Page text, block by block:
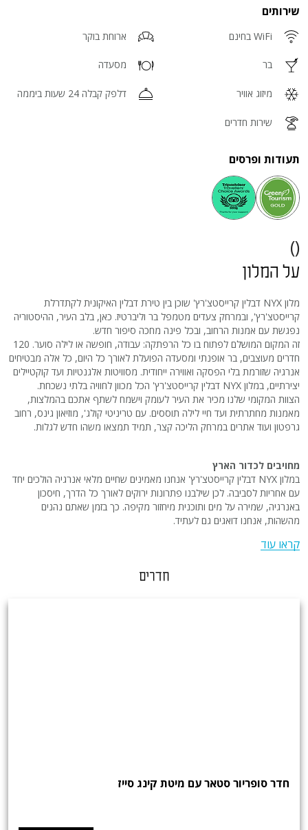
שירותים
WiFi בחינם ארוחת בוקר
בר מסעדה
מיזוג אוויר דלפק קבלה 24 שעות ביממה
שירות חדרים
תעודות ופרסים
()
על המלון
מלון NYX דבלין קרייסטצ'רץ' שוכן בין טירת דבלין האיקונית לקתדרלת
קרייסטצ'רץ', ובמרחק צעדים מטמפל בר וליברטיז. כאן, בלב העיר, ההיסטוריה
נפגשת עם אמנות הרחוב, ובכל פינה מחכה סיפור חדש.
זה המקום המושלם לפתוח בו כל הרפתקה: עבודה, חופשה או לילה סוער. 120
חדרים מעוצבים, בר אופנתי ומסעדה הפועלת לאורך כל היום, כל אלה מבטיחים
אנרגיה שזורמת בלי הפסקה ואווירה ייחודית. מסוויטות אלגנטיות ועד קוקטיילים
יצירתיים, במלון NYX דבלין קרייסטצ'רץ' הכל מכוון לחוויה בלתי נשכחת.
הצוות המקומי שלנו מכיר את העיר לעומק וישמח לשתף אתכם בהמלצות,
מאמנות מחתרתית ועד חיי לילה תוססים. עם טריניטי קולג', מוזיאון גינס, רחוב
גרפטון ועוד אתרים במרחק הליכה קצר, תמיד תמצאו משהו חדש לגלות.
מחויבים לכדור הארץ
במלון NYX דבלין קרייסטצ'רץ' אנחנו מאמינים שחיים מלאי אנרגיה הולכים יחד
עם אחריות לסביבה. לכן שילבנו פתרונות ירוקים לאורך כל הדרך, חיסכון
באנרגיה, שמירה על מים ותוכנית מיחזור מקיפה. כך בזמן שאתם נהנים
מהשהות, אנחנו דואגים גם לעתיד.
קראו עוד
חדרים
חדר סופריור סטאר עם מיטת קינג סייז